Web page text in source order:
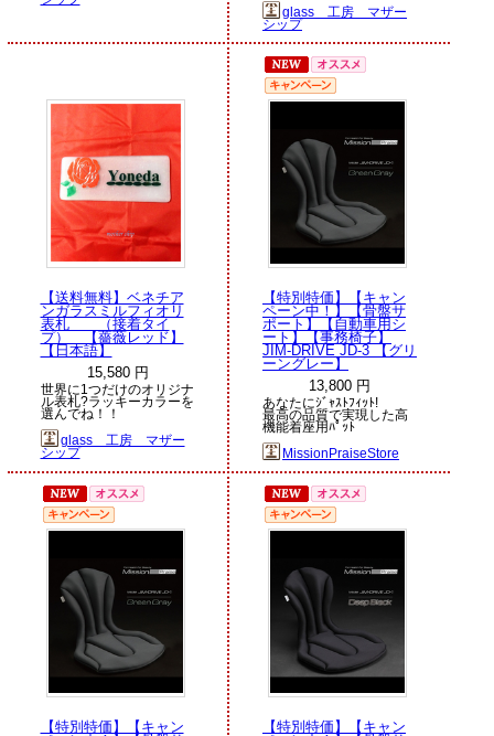
glass 工房 マザー
シップ
【送料無料】ベネチア
ンガラスミルフィオリ
表札 （接着タイ
プ） 【薔薇レッド】
【日本語】
15,580 円
世界に1つだけのオリジナ
ル表札?ラッキーカラーを
選んでね！！
glass 工房 マザー
シップ
【特別特価】【キャン
ペーン中！】【骨盤サ
ポート】【自動車用シ
ート】【事務椅子】
JIM-DRIVE JD-3 【グリ
ーングレー】
13,800 円
あなたにｼﾞｬｽﾄﾌｨｯﾄ!
最高の品質で実現した高
機能着座用ﾊﾟｯﾄ
MissionPraiseStore
【特別特価】【キャン
【特別特価】【キャン